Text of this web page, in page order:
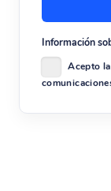
Información
Acepto la